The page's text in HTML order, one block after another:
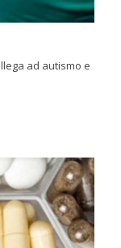
ad autismo e